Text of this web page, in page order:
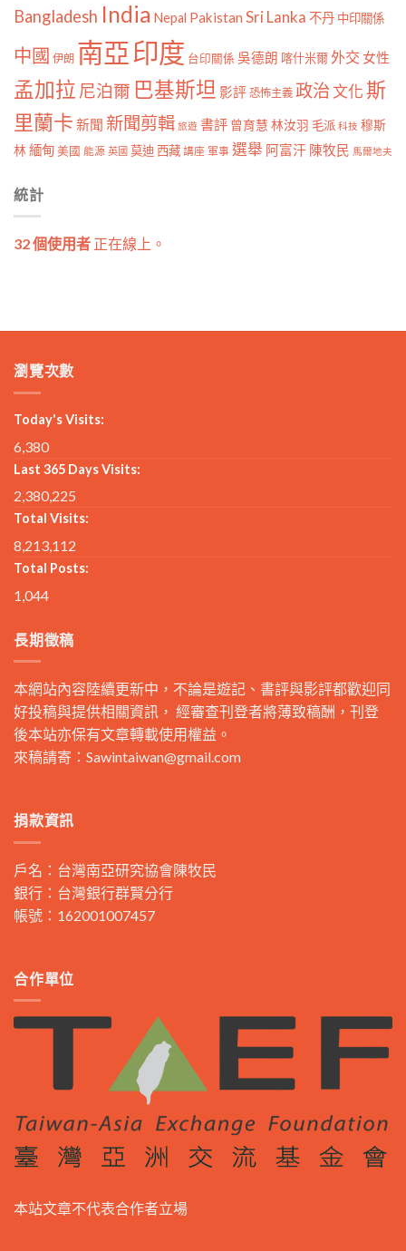
Bangladesh India Nepal Pakistan Sri Lanka 不丹 中印關係
中國 伊朗 南亞印度 台印關係 吳德朗 喀什米爾外交 女性
孟加拉 尼泊爾 巴基斯坦 影評 恐怖主義 政治文化斯
里蘭卡 新聞 新聞剪輯 旅遊 書評 曾育慧 林汝羽 毛派 科技 穆斯
林 緬甸 美國 能源 英國 莫迪 西藏 講座 軍事 選舉 阿富汗 陳牧民 馬爾地夫
統計
32 個使用者 正在線上。
瀏覽次數
Today's Visits:
6,380
Last 365 Days Visits:
2,380,225
Total Visits:
8,213,112
Total Posts:
1,044
長期徵稿
本網站內容陸續更新中，不論是遊記、書評與影評都歡迎同
好投稿與提供相關資訊， 經審查刊登者將薄致稿酬，刊登
後本站亦保有文章轉載使用權益。
來稿請寄： Sawintaiwan@gmail.com
捐款資訊
戶名：台灣南亞研究協會陳牧民
銀行：台灣銀行群賢分行
帳號：162001007457
合作單位
本站文章不代表合作者立場